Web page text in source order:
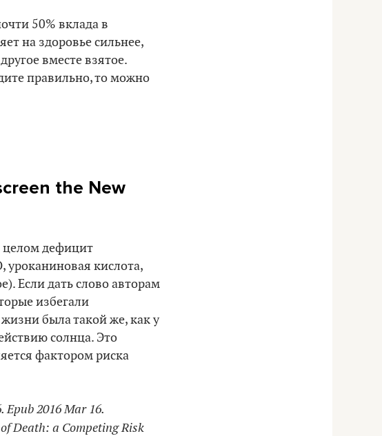
50% вклада в
на здоровье сильнее,
вместе взятое.
правильно, то можно
the New
целом дефицит
уроканиновая кислота,
Если дать слово авторам
избегали
была такой же, как у
солнца. Это
фактором риска
Epub 2016 Mar 16.
Death: a Competing Risk